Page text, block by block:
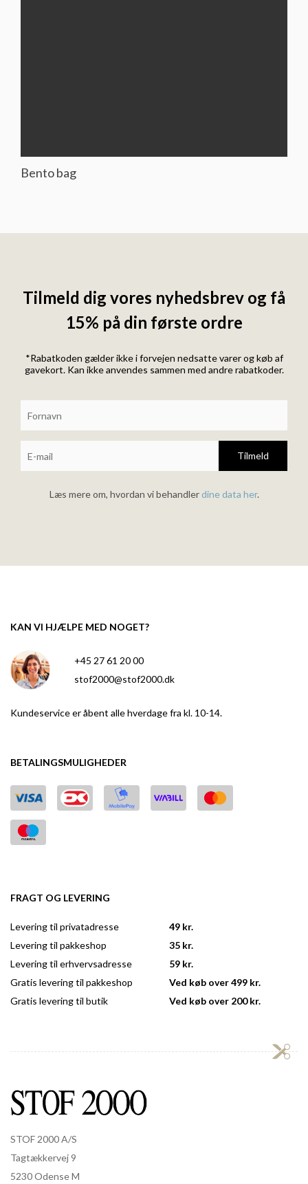
Bento bag
Tilmeld dig vores nyhedsbrev og få
15% på din første ordre
*Rabatkoden gælder ikke i forvejen nedsatte varer og køb af
gavekort. Kan ikke anvendes sammen med andre rabatkoder.
Tilmeld
Læs mere om, hvordan vi behandlerdine data her.
KAN VI HJÆLPE MED NOGET?
+45 27 61 20 00
stof2000@stof2000.dk
Kundeservice er åbent alle hverdage fra kl. 10-14.
BETALINGSMULIGHEDER
FRAGT OG LEVERING
Levering til privatadresse
Levering til pakkeshop
Levering til erhvervsadresse
Gratis levering til pakkeshop
Gratis levering til butik
49 kr.
35 kr.
59 kr.
Ved køb over 499 kr.
Ved køb over 200 kr.
STOF 2000 A/S
Tagtækkervej 9
5230 Odense M